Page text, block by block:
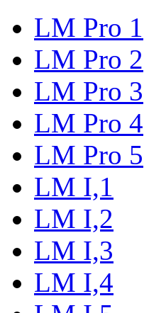
LM Pro 1
LM Pro 2
LM Pro 3
LM Pro 4
LM Pro 5
LM I,1
LM I,2
LM I,3
LM I,4